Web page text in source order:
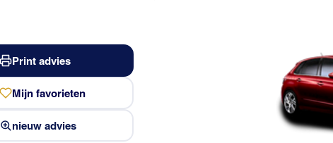
Print advies
Mijn favorieten
nieuw advies